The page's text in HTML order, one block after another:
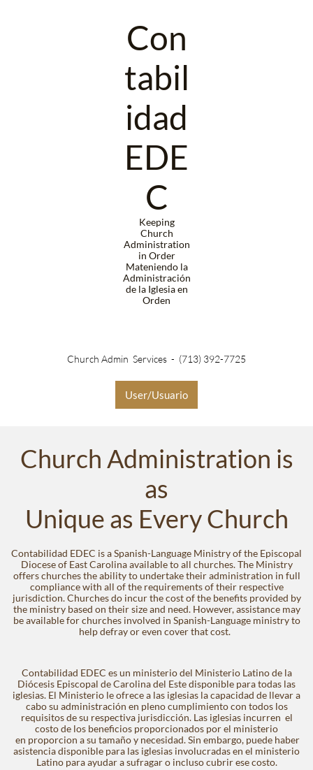
Con
tabil
idad
EDE
C
​Keeping
Church
Administration
in Order
Mateniendo la
Administración
de la Iglesia en
Orden
Church Admin Services - (713) 392-7725
User/Usuario
Church Administration is
as
Unique as Every Church
Contabilidad EDEC is a Spanish-Language Ministry of the Episcopal
Diocese of East Carolina available to all churches. The Ministry
offers churches the ability to undertake their administration in full
compliance with all of the requirements of their respective
jurisdiction. Churches do incur the cost of the benefits provided by
the ministry based on their size and need. However, assistance may
be available for churches involved in Spanish-Language ministry to
help defray or even cover that cost.
Contabilidad EDEC es un ministerio del Ministerio Latino de la
Diócesis Episcopal de Carolina del Este disponible para todas las
iglesias. El Ministerio le ofrece a las iglesias la capacidad de llevar a
cabo su administración en pleno cumplimiento con todos los
requisitos de su respectiva jurisdicción. Las iglesias incurren el
costo de los beneficios proporcionados por el ministerio
en proporcion a su tamaño y necesidad. Sin embargo, puede haber
asistencia disponible para las iglesias involucradas en el ministerio
Latino para ayudar a sufragar o incluso cubrir ese costo.